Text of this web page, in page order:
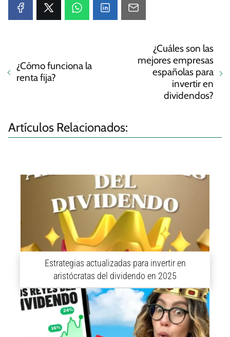
¿Cómo funciona la
renta fija?
¿Cuáles son las
mejores empresas
españolas para
invertir en
dividendos?
Artículos Relacionados:
Estrategias actualizadas para invertir en
aristócratas del dividendo en 2025